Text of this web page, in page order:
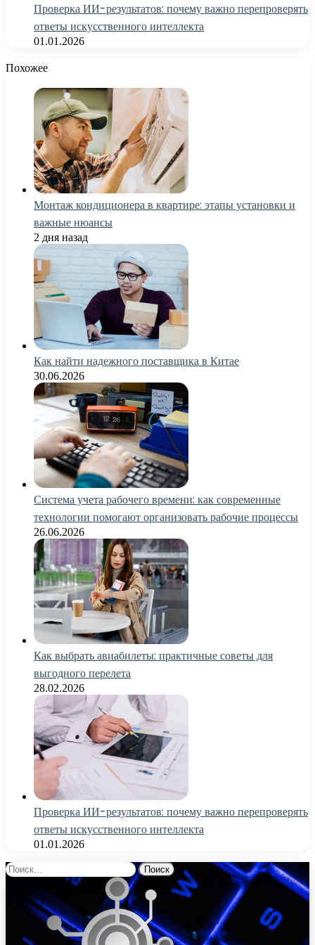
Проверка ИИ-результатов: почему важно перепроверять
ответы искусственного интеллекта
01.01.2026
Похожее
Монтаж кондиционера в квартире: этапы установки и
важные нюансы
2 дня назад
Как найти надежного поставщика в Китае
30.06.2026
Система учета рабочего времени: как современные
технологии помогают организовать рабочие процессы
26.06.2026
Как выбрать авиабилеты: практичные советы для
выгодного перелета
28.02.2026
Проверка ИИ-результатов: почему важно перепроверять
ответы искусственного интеллекта
01.01.2026
Найти: